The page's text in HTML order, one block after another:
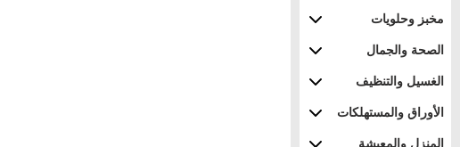
مخبز وحلويات
الصحة والجمال
الغسيل والتنظيف
الأوراق والمستهلكات
المنزل والمعيشة